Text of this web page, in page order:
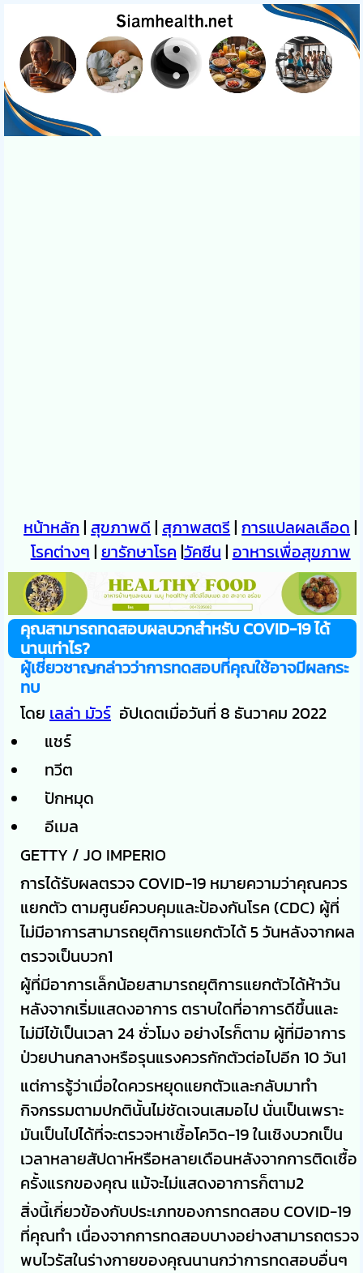
หน้าหลัก | สุขภาพดี | สุภาพสตรี|การแปลผลเลือด |
โรคต่างๆ | ยารักษาโรค |วัคซีน | อาหารเพื่อสุขภาพ
คุณสามารถทดสอบผลบวกสำหรับ COVID-19 ได้
นานเท่าไร?
ผู้เชี่ยวชาญกล่าวว่าการทดสอบที่คุณใช้อาจมีผลกระ
ทบ
โดย เลล่า มัวร์ อัปเดตเมื่อวันที่ 8 ธันวาคม 2022
แชร์
ทวีต
ปักหมุด
อีเมล
GETTY / JO IMPERIO
การได้รับผลตรวจ COVID-19 หมายความว่าคุณควร
แยกตัว ตามศูนย์ควบคุมและป้องกันโรค (CDC) ผู้ที่
ไม่มีอาการสามารถยุติการแยกตัวได้ 5 วันหลังจากผล
ตรวจเป็นบวก1
ผู้ที่มีอาการเล็กน้อยสามารถยุติการแยกตัวได้ห้าวัน
หลังจากเริ่มแสดงอาการ ตราบใดที่อาการดีขึ้นและ
ไม่มีไข้เป็นเวลา 24 ชั่วโมง อย่างไรก็ตาม ผู้ที่มีอาการ
ป่วยปานกลางหรือรุนแรงควรกักตัวต่อไปอีก 10 วัน1
แต่การรู้ว่าเมื่อใดควรหยุดแยกตัวและกลับมาทำ
กิจกรรมตามปกตินั้นไม่ชัดเจนเสมอไป นั่นเป็นเพราะ
มันเป็นไปได้ที่จะตรวจหาเชื้อโควิด-19 ในเชิงบวกเป็น
เวลาหลายสัปดาห์หรือหลายเดือนหลังจากการติดเชื้อ
ครั้งแรกของคุณ แม้จะไม่แสดงอาการก็ตาม2
สิ่งนี้เกี่ยวข้องกับประเภทของการทดสอบ COVID-19
ที่คุณทำ เนื่องจากการทดสอบบางอย่างสามารถตรวจ
พบไวรัสในร่างกายของคุณนานกว่าการทดสอบอื่นๆ